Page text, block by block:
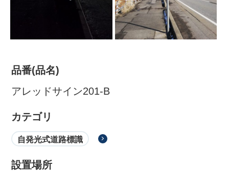
株式会社吾妻製作所 会社案
品番(品名)
アレッドサイン201-B
カテゴリ
自発光式道路標識
設置場所